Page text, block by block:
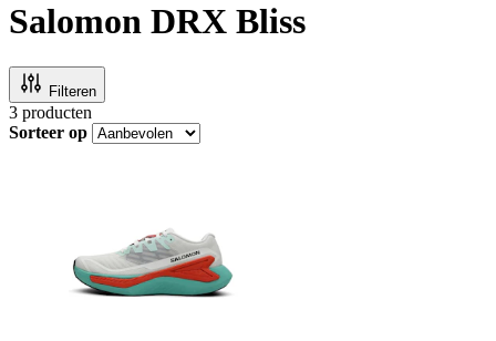
Salomon DRX Bliss
Filteren
3 producten
Sorteer op